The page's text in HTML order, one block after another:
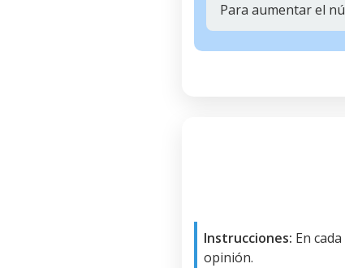
Para aumentar el
Instrucciones: En
opinión.